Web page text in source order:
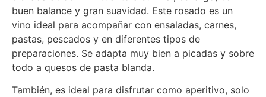
buen balance y gran suavidad. Este rosado es un
vino ideal para acompañar con ensaladas, carnes,
pastas, pescados y en diferentes tipos de
preparaciones. Se adapta muy bien a picadas y sobre
todo a quesos de pasta blanda.
También, es ideal para disfrutar como aperitivo, solo